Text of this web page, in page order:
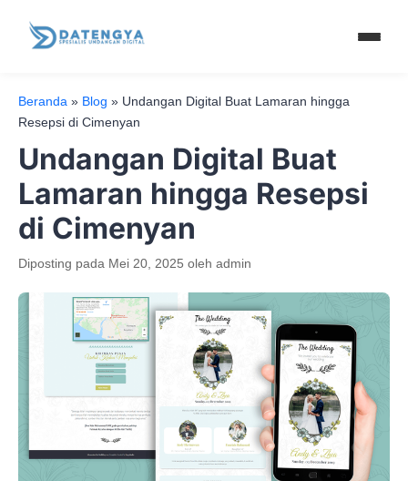
Beranda » Blog » Undangan Digital Buat Lamaran hingga
Resepsi di Cimenyan
Undangan Digital Buat
Lamaran hingga Resepsi
di Cimenyan
Diposting pada Mei 20, 2025 oleh admin